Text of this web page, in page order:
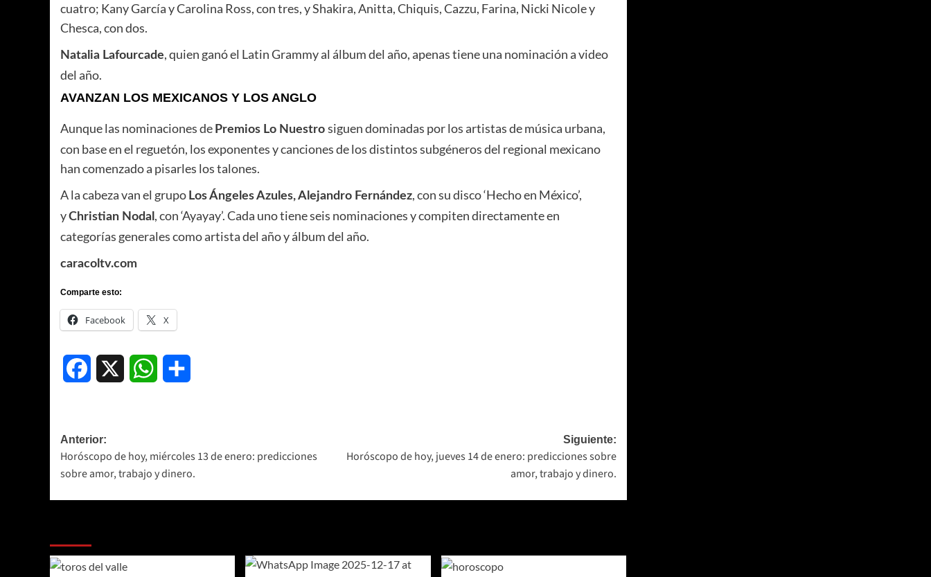
cuatro; Kany García y Carolina Ross, con tres, y Shakira, Anitta, Chiquis, Cazzu, Farina, Nicki Nicole y
Chesca, con dos.
Natalia Lafourcade, quien ganó el Latin Grammy al álbum del año, apenas tiene una nominación a video
del año.
AVANZAN LOS MEXICANOS Y LOS ANGLO
Aunque las nominaciones de Premios Lo Nuestro siguen dominadas por los artistas de música urbana,
con base en el reguetón, los exponentes y canciones de los distintos subgéneros del regional mexicano
han comenzado a pisarles los talones.
A la cabeza van el grupo Los Ángeles Azules, Alejandro Fernández, con su disco ‘Hecho en México’,
yChristian Nodal , con ‘Ayayay’. Cada uno tiene seis nominaciones y compiten directamente en
categorías generales como artista del año y álbum del año.
caracoltv.com
Comparte esto:
Facebook X
Facebook WhatsApp
Navegación
de
entradas
Anterior:
Horóscopo de hoy, miércoles 13 de enero: predicciones
sobre amor, trabajo y dinero.
Siguiente:
Horóscopo de hoy, jueves 14 de enero: predicciones sobre
amor, trabajo y dinero.